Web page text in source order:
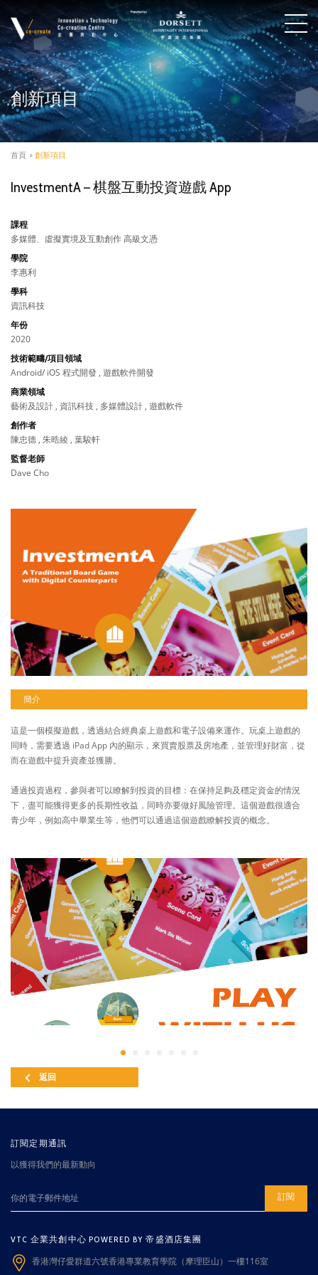
創新項目
首頁 > 創新項目
InvestmentA – 棋盤互動投資遊戲 App
課程
多媒體、虛擬實境及互動創作 高級文憑
學院
李惠利
學科
資訊科技
年份
2020
技術範疇/項目領域
Android/ iOS 程式開發 , 遊戲軟件開發
商業領域
藝術及設計 , 資訊科技 , 多媒體設計 , 遊戲軟件
創作者
陳忠德 , 朱晧綾 , 葉駿軒
監督老師
Dave Cho
簡介
這是一個模擬遊戲，透過結合經典桌上遊戲和電子設備來運作。玩桌上遊戲的
同時，需要透過 iPad App 內的顯示，來買賣股票及房地產，並管理好財富，從
而在遊戲中提升資產並獲勝。
通過投資過程，參與者可以瞭解到投資的目標：在保持足夠及穩定資金的情況
下，盡可能獲得更多的長期性收益，同時亦要做好風險管理。這個遊戲很適合
青少年，例如高中畢業生等，他們可以通過這個遊戲瞭解投資的概念。
返回
訂閱定期通訊
以獲得我們的最新動向
訂閱
VTC 企業共創中心 POWERED BY 帝盛酒店集團
香港灣仔愛群道六號香港專業教育學院（摩理臣山）一樓116室